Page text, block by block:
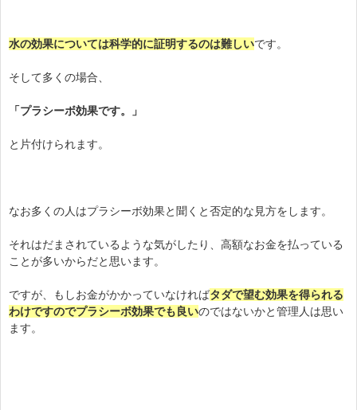
水の効果については科学的に証明するのは難しいです。
そして多くの場合、
「プラシーボ効果です。」
と片付けられます。
なお多くの人はプラシーボ効果と聞くと否定的な見方をします。
それはだまされているような気がしたり、高額なお金を払っている
ことが多いからだと思います。
ですが、もしお金がかかっていなければタダで望む効果を得られる
わけですのでプラシーボ効果でも良いのではないかと管理人は思い
ます。